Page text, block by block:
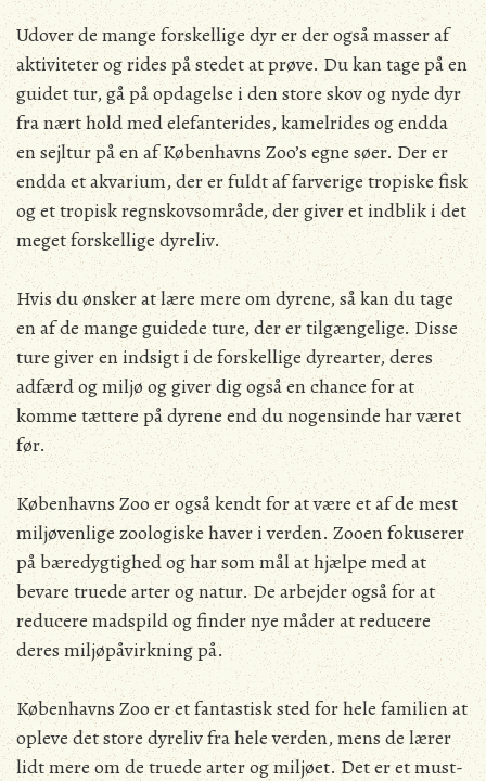
Udover de mange forskellige dyr er der også masser af
aktiviteter og rides på stedet at prøve. Du kan tage på en
guidet tur, gå på opdagelse i den store skov og nyde dyr
fra nært hold med elefanterides, kamelrides og endda
en sejltur på en af Københavns Zoo’s egne søer. Der er
endda et akvarium, der er fuldt af farverige tropiske fisk
og et tropisk regnskovsområde, der giver et indblik i det
meget forskellige dyreliv.
Hvis du ønsker at lære mere om dyrene, så kan du tage
en af de mange guidede ture, der er tilgængelige. Disse
ture giver en indsigt i de forskellige dyrearter, deres
adfærd og miljø og giver dig også en chance for at
komme tættere på dyrene end du nogensinde har været
før.
Københavns Zoo er også kendt for at være et af de mest
miljøvenlige zoologiske haver i verden. Zooen fokuserer
på bæredygtighed og har som mål at hjælpe med at
bevare truede arter og natur. De arbejder også for at
reducere madspild og finder nye måder at reducere
deres miljøpåvirkning på.
Københavns Zoo er et fantastisk sted for hele familien at
opleve det store dyreliv fra hele verden, mens de lærer
lidt mere om de truede arter og miljøet. Det er et must-